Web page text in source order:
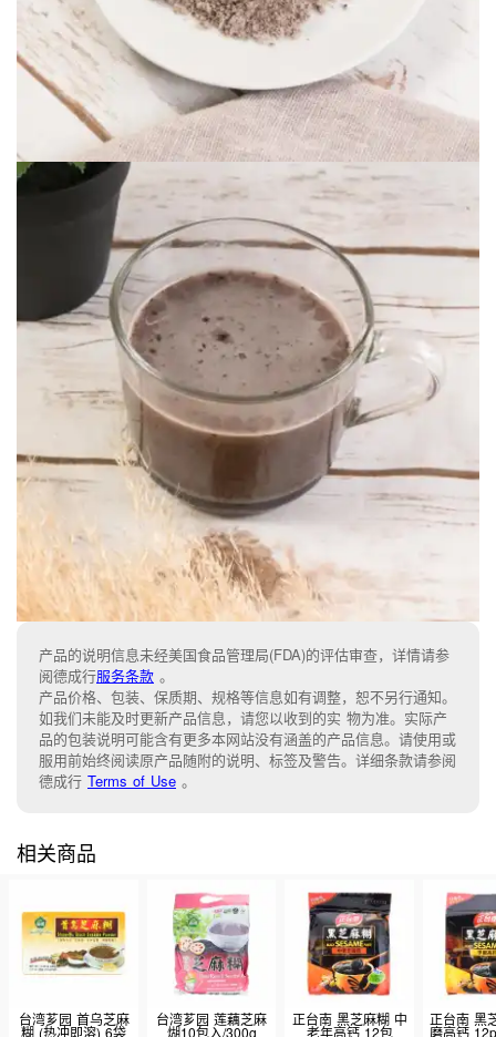
产品的说明信息未经美国食品管理局(FDA)的评估审查，详情请参
阅德成行服务条款 。
产品价格、包装、保质期、规格等信息如有调整，恕不另行通知。
如我们未能及时更新产品信息，请您以收到的实 物为准。实际产
品的包装说明可能含有更多本网站没有涵盖的产品信息。请使用或
服用前始终阅读原产品随附的说明、标签及警告。详细条款请参阅
德成行 Terms of Use 。
相关商品
台湾芗园 首乌芝麻
糊 (热冲即溶) 6袋
台湾芗园 莲藕芝麻
煳10包入/300g
正台南 黑芝麻糊 中
老年高钙 12包
正台南 黑
磨高钙